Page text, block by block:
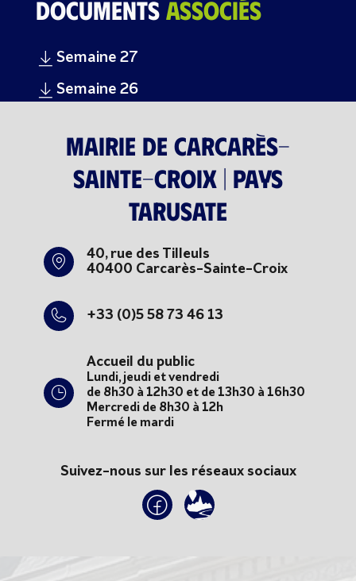
Documents associés
Semaine 27
Semaine 26
Mairie de Carcarès-
Sainte-Croix | Pays
tarusate
40, rue des Tilleuls
40400 Carcarès-Sainte-Croix
+33 (0)5 58 73 46 13
Accueil du public
Lundi, jeudi et vendredi
de 8h30 à 12h30 et de 13h30 à 16h30
Mercredi de 8h30 à 12h
Fermé le mardi
Suivez-nous sur les réseaux sociaux